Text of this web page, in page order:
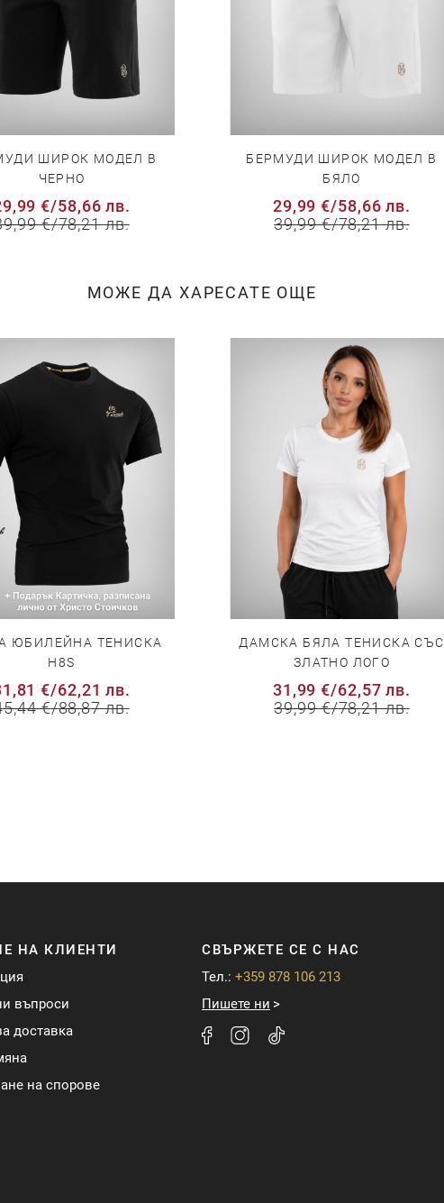
ШИРОК МОДЕЛ В
ЧЕРНО
€/58,66 лв.
€/78,21 лв.
БЕРМУДИ ШИРОК МОДЕЛ В
БЯЛО
29,99 €/58,66 лв.
39,99 €/78,21 лв.
МОЖЕ ДА ХАРЕСАТЕ ОЩЕ
ЮБИЛЕЙНА ТЕНИСКА
H8S
€/62,21 лв.
€/88,87 лв.
ДАМСКА БЯЛА ТЕНИСКА СЪС
ЗЛАТНО ЛОГО
31,99 €/62,57 лв.
39,99 €/78,21 лв.
НА КЛИЕНТИ
въпроси
доставка
на спорове
СВЪРЖЕТЕ СЕ С НАС
Тел.: +359 878 106 213
Пишете ни